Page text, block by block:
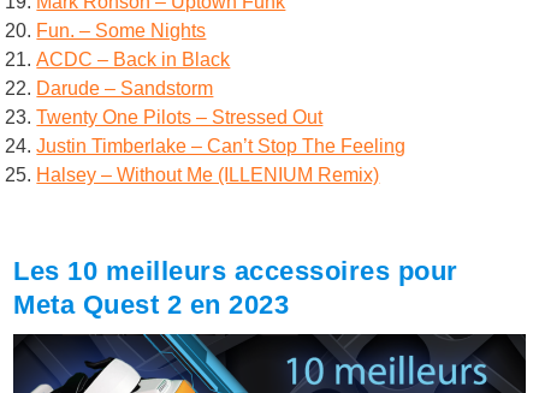
Fun. – Some Nights
ACDC – Back in Black
Darude – Sandstorm
Twenty One Pilots – Stressed Out
Justin Timberlake – Can’t Stop The Feeling
Halsey – Without Me (ILLENIUM Remix)
Les 10 meilleurs accessoires pour
Meta Quest 2 en 2023